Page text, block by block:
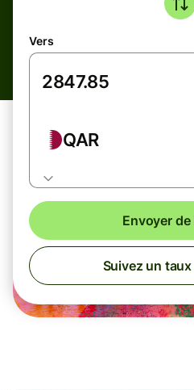
Vers
QAR
Envoyer
Suivez un